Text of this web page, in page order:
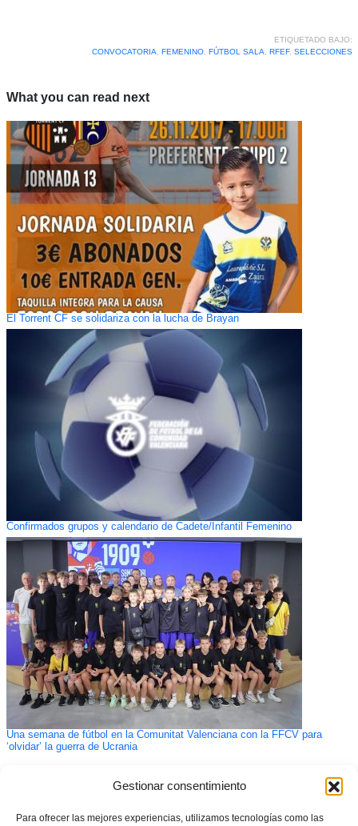
Gestionar consentimiento
Para ofrecer las mejores experiencias, utilizamos tecnologías como las
ETIQUETADO BAJO:
CONVOCATORIA
FEMENINO, FÚTBOL SALA RFEF, SELECCIONES
What you can read next
El Torrent CF se solidariza con la lucha de Brayan
Confirmados grupos y calendario de Cadete/Infantil Femenino
Una semana de fútbol en la Comunitat Valenciana con la FFCV para
‘olvidar’ la guerra de Ucrania